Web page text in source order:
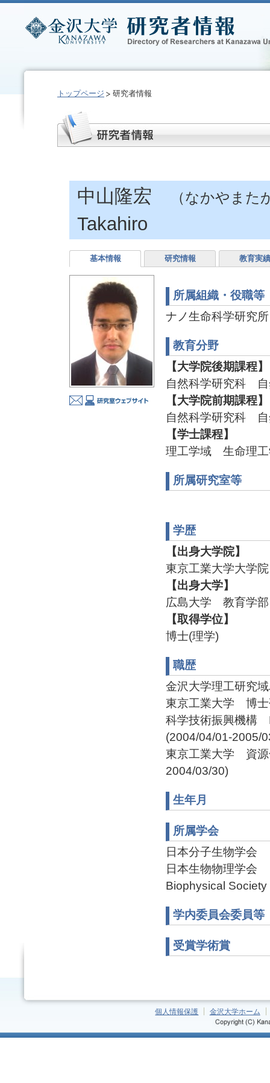
トップページ 研究者情報
中山隆宏 （なかやまた
Takahiro
基本情報 研究情報 教育実績
所属組織・役職等
ナノ生命科学研究所
教育分野
【大学院後期課程】
自然科学研究科 自
【大学院前期課程】
自然科学研究科 自
【学士課程】
理工学域 生命理
所属研究室等
学歴
【出身大学院】
東京工業大学大
【出身大学】
広島大学 教育学
【取得学位】
博士(理学)
職歴
金沢大学理工研究
東京工業大学 博士
科学技術振興機構
(2004/04/01-2005/
東京工業大学 資
2004/03/30)
生年月
所属学会
日本分子生物学会
日本生物物理学会
Biophysical Society
学内委員会委員等
受賞学術賞
個人情報保護 金沢大学ホーム